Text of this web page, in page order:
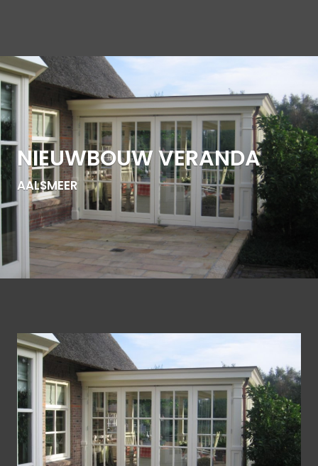
NIEUWBOUW VERANDA
AALSMEER